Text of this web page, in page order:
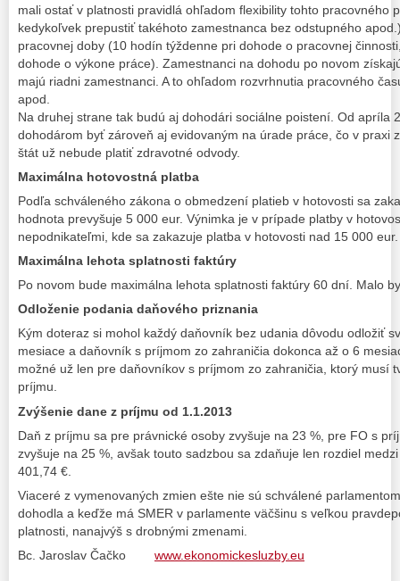
mali ostať v platnosti pravidlá ohľadom flexibility tohto pracovného
kedykoľvek prepustiť takéhoto zamestnanca bez odstupného
pracovnej doby (10 hodín týždenne pri dohode o pracovnej
dohode o výkone práce). Zamestnanci na dohodu po novom
majú riadni zamestnanci. A to ohľadom rozvrhnutia pracovného
apod.
Na druhej strane tak budú aj dohodári sociálne poistení. Od apríla
dohodárom byť zároveň aj evidovaným na úrade práce, čo v praxi
štát už nebude platiť zdravotné odvody.
Maximálna hotovostná platba
Podľa schváleného zákona o obmedzení platieb v hotovosti sa
hodnota prevyšuje 5 000 eur. Výnimka je v prípade platby v
nepodnikateľmi, kde sa zakazuje platba v hotovosti nad 15 000 eur.
Maximálna lehota splatnosti faktúry
Po novom bude maximálna lehota splatnosti faktúry 60 dní. Malo
Odloženie podania daňového priznania
Kým doteraz si mohol každý daňovník bez udania dôvodu odložiť
mesiace a daňovník s príjmom zo zahraničia dokonca až o 6
možné už len pre daňovníkov s príjmom zo zahraničia, ktorý musí
príjmu.
Zvýšenie dane z príjmu od 1.1.2013
Daň z príjmu sa pre právnické osoby zvyšuje na 23 %, pre FO s
zvyšuje na 25 %, avšak touto sadzbou sa zdaňuje len rozdiel
401,74 €.
Viaceré z vymenovaných zmien ešte nie sú schválené
dohodla a keďže má SMER v parlamente väčšinu s veľkou
platnosti, nanajvýš s drobnými zmenami.
Bc. Jaroslav Čačko www.ekonomickesluzby.eu